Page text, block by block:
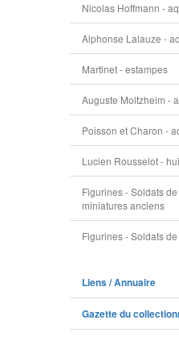
Nicolas Hoffmann -
Alphonse Lalauze -
Martinet - estampes
Auguste Moltzheim -
Poisson et Charon -
Lucien Rousselot -
Figurines - Soldats
miniatures anciens
Figurines - Soldats
Liens / Annuaire
Gazette du